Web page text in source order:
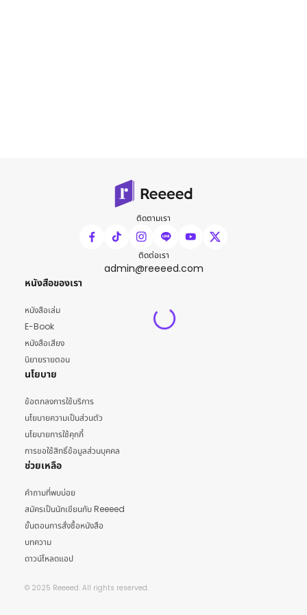
ติดตามเรา
ติดต่อเรา
admin@reeeed.com
หนังสือของเรา
หนังสือเล่ม
E-Book
หนังสือเสียง
นิยายรายตอน
นโยบาย
ข้อตกลงการใช้บริการ
นโยบายความเป็นส่วนตัว
นโยบายการใช้คุกกี้
การขอใช้สิทธิ์ข้อมูลส่วนบุคคล
ช่วยเหลือ
คำถามที่พบบ่อย
สมัครเป็นนักเขียนกับ Reeeed
ขั้นตอนการสั่งซื้อหนังสือ
บทความ
ดาวน์โหลดแอป
© 2025 Reeeed. All rights reserved.